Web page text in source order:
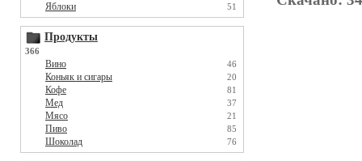
Яблоки 51
Продукты
366
Вино 46
Коньяк и сигары 20
Кофе 81
Мед 37
Мясо 21
Пиво 85
Шоколад 76